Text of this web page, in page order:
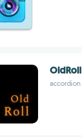
OldRoll
accordion